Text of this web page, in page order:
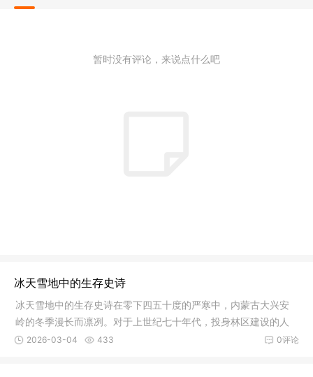
暂时没有评论，来说点什么吧
冰天雪地中的生存史诗
冰天雪地中的生存史诗在零下四五十度的严寒中，内蒙古大兴安
岭的冬季漫长而凛冽。对于上世纪七十年代，投身林区建设的人
民来说，
0评论
2026-03-04 433